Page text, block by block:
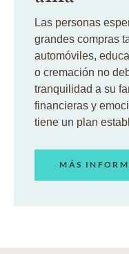
Las personas
grandes compras
automóviles,
o cremación no
tranquilidad a su
financieras y
tiene un plan
MÁS